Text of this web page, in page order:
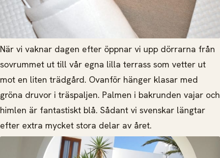
När vi vaknar dagen efter öppnar vi upp dörrarna från
sovrummet ut till vår egna lilla terrass som vetter ut
mot en liten trädgård. Ovanför hänger klasar med
gröna druvor i träspaljen. Palmen i bakrunden vajar och
himlen är fantastiskt blå. Sådant vi svenskar längtar
efter extra mycket stora delar av året.